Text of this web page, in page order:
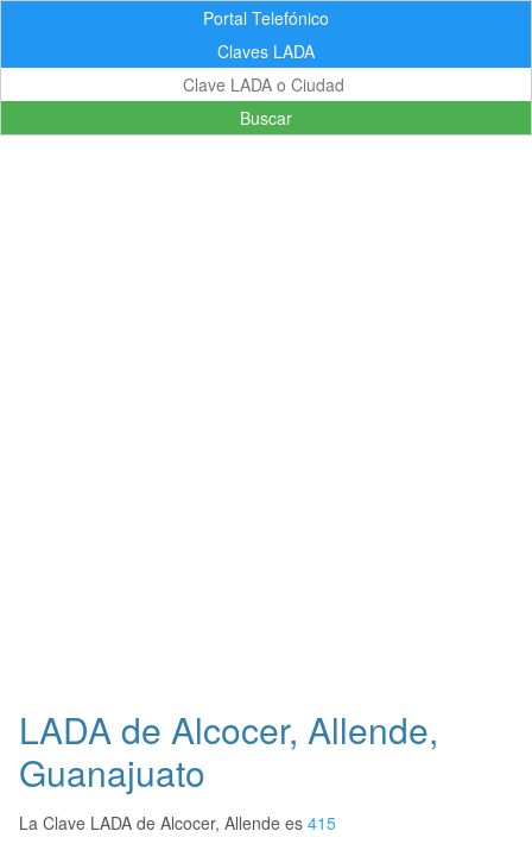
Portal Telefónico
Claves LADA
Buscar
LADA de Alcocer, Allende,
Guanajuato
La Clave LADA de Alcocer, Allende es 415